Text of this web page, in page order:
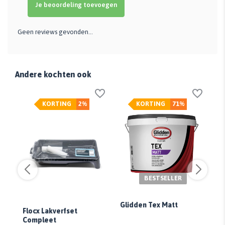
Je beoordeling toevoegen
Geen reviews gevonden...
Andere kochten ook
2%
KORTING
Flocx Lakverfset
Compleet
71%
KORTING
BESTSELLER
Glidden Tex Matt